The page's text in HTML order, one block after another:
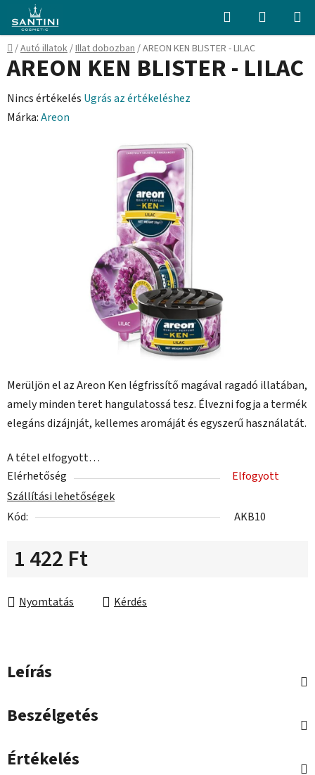
fő
tartalomhoz
Keresés KOSÁR
Kezdőlap
/Autó illatok/Illat dobozban/AREON KEN BLISTER - LILAC
Merüljön el az Areon Ken légfrissítő magával ragadó illatában,
amely minden teret hangulatossá tesz. Élvezni fogja a termék
elegáns dizájnját, kellemes aromáját és egyszerű használatát.
A tétel elfogyott…
Elérhetőség
Elfogyott
Szállítási lehetőségek
Kód:
AKB10
1 422 Ft
Nyomtatás
Kérdés
AREON KEN BLISTER - LILAC
A
termék
Nincs értékelés Ugrás az értékeléshez
Márka:Areon
Leírás
Beszélgetés
Értékelés